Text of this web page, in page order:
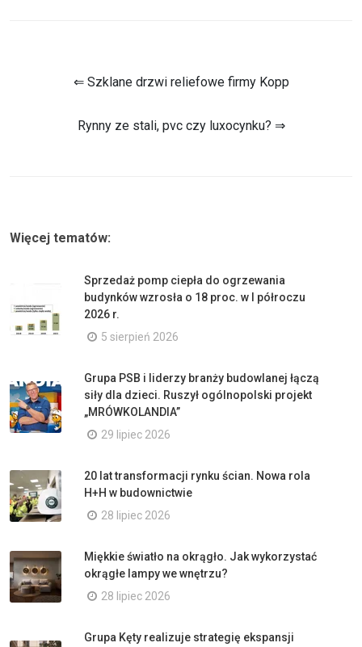
⇐ Szklane drzwi reliefowe firmy Kopp
Rynny ze stali, pvc czy luxocynku? ⇒
Więcej tematów:
Sprzedaż pomp ciepła do ogrzewania
budynków wzrosła o 18 proc. w I półroczu
2026 r.
5 sierpień 2026
Grupa PSB i liderzy branży budowlanej łączą
siły dla dzieci. Ruszył ogólnopolski projekt
„MRÓWKOLANDIA”
29 lipiec 2026
20 lat transformacji rynku ścian. Nowa rola
H+H w budownictwie
28 lipiec 2026
Miękkie światło na okrągło. Jak wykorzystać
okrągłe lampy we wnętrzu?
28 lipiec 2026
Grupa Kęty realizuje strategię ekspansji